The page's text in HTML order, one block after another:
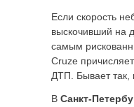
Если скорость
выскочивший на
самым
Cruze
ДТП. Бывает так,
В Санкт-